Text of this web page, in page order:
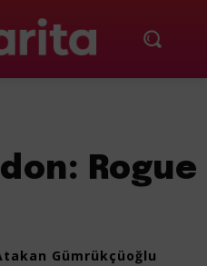
Gümrükçüoğlu